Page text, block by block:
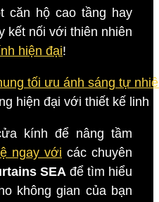
căn hộ cao tầng hay
kết nối với thiên nhiên
hiện đại!
hiện đại với thiết kế linh
kính để nâng tầm
ngay với các chuyên
SEA để tìm hiểu
không gian của bạn